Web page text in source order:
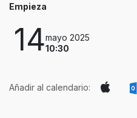
Empieza
14mayo 2025
10:30
Añadir al calendario: